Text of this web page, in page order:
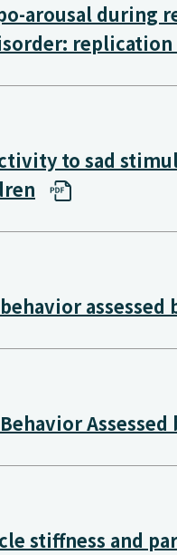
arousal
to sad
stiffness and